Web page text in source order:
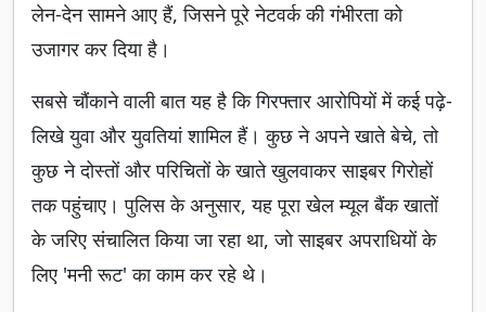
लेन-देन सामने आए हैं, जिसने पूरे नेटवर्क की गंभीरता को
उजागर कर दिया है।
सबसे चौंकाने वाली बात यह है कि गिरफ्तार आरोपियों में कई पढ़े-
लिखे युवा और युवतियां शामिल हैं। कुछ ने अपने खाते बेचे, तो
कुछ ने दोस्तों और परिचितों के खाते खुलवाकर साइबर गिरोहों
तक पहुंचाए। पुलिस के अनुसार, यह पूरा खेल म्यूल बैंक खातों
के जरिए संचालित किया जा रहा था, जो साइबर अपराधियों के
लिए 'मनी रूट' का काम कर रहे थे।